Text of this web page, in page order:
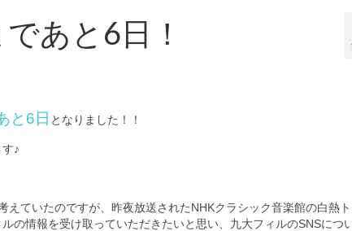
あと6日！
と6日 となりました！！
♪
えていたのですが、昨夜放送されたNHKクラシック音楽館の白熱
の情報を受け取っていただきたいと思い、九大フィルのSNSにつ